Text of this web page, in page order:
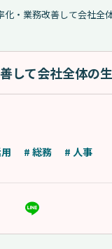
・業務改善して会社全
して会社全体の
# 総務 # 人事